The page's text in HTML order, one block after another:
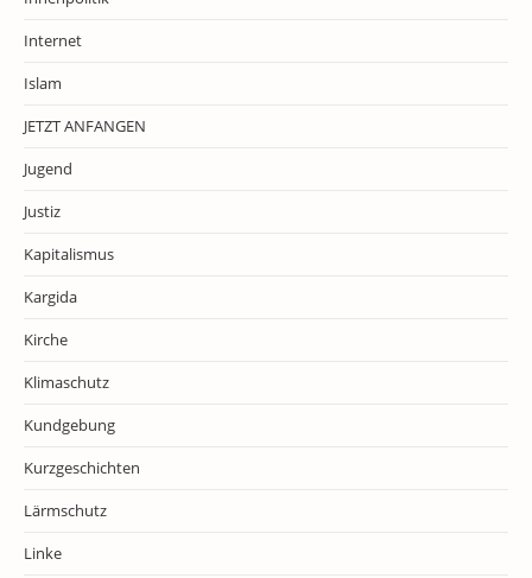
Internet
Islam
JETZT ANFANGEN
Jugend
Justiz
Kapitalismus
Kargida
Kirche
Klimaschutz
Kundgebung
Kurzgeschichten
Lärmschutz
Linke